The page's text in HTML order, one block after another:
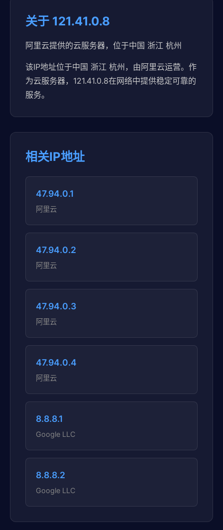
关于 121.41.0.8
阿里云提供的云服务器，位于中国 浙江 杭州
该IP地址位于中国 浙江 杭州，由阿里云运营。作
为云服务器，121.41.0.8在网络中提供稳定可靠的
服务。
相关IP地址
47.94.0.1
阿里云
47.94.0.2
阿里云
47.94.0.3
阿里云
47.94.0.4
阿里云
8.8.8.1
Google LLC
8.8.8.2
Google LLC